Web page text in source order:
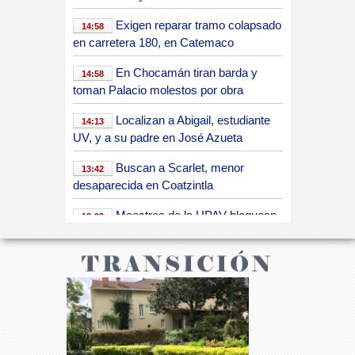
a
c
r
u
z
.
m
14:58
Exigen reparar tramo colapsado
en carretera 180, en Catemaco
14:58
En Chocamán tiran barda y
toman Palacio molestos por obra
14:13
Localizan a Abigail, estudiante
UV, y a su padre en José Azueta
13:42
Buscan a Scarlet, menor
desaparecida en Coatzintla
13:33
Maestros de la UPAV bloquean
13:32
Nahle tilda a Máynez de
“simulador” tras desafuero de alcaldes
13:04
Taxistas de Xalapa protestarán
en fiscalía por desaparición de Joel